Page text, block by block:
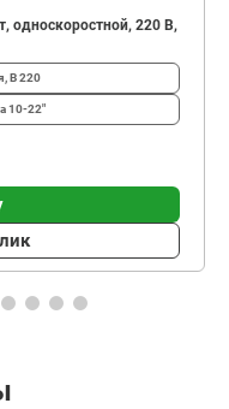
односкоростной, 220 В,
В220
10-22"